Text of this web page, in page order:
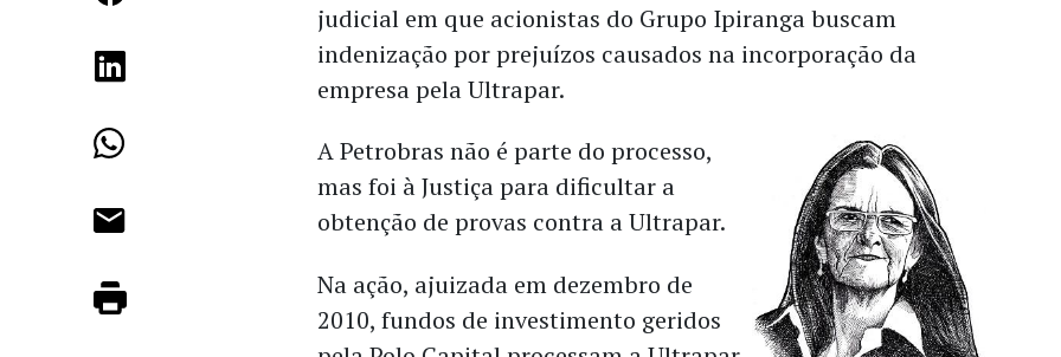
judicial em que acionistas do Grupo Ipiranga buscam
indenização por prejuízos causados na incorporação da
empresa pela Ultrapar.
A Petrobras não é parte do processo,
mas foi à Justiça para dificultar a
obtenção de provas contra a Ultrapar.
Na ação, ajuizada em dezembro de
2010, fundos de investimento geridos